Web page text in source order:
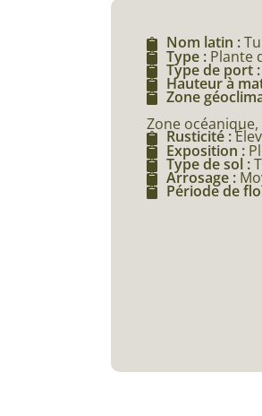
Nom latin :
Type : Plante
Type de port :
Hauteur à
Zone
Zone
Rusticité :
Exposition :
Type de sol :
Arrosage :
Période de